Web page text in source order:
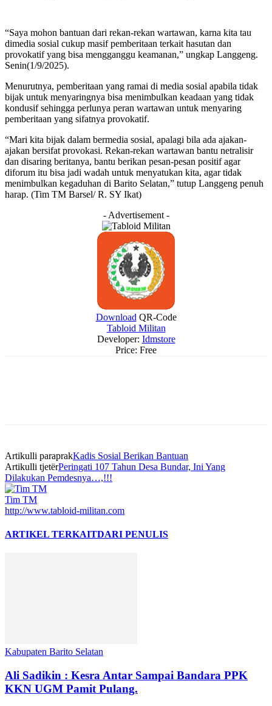
“Saya mohon bantuan dari rekan-rekan wartawan, karna kita tau
dimedia sosial cukup masif pemberitaan terkait hasutan dan
provokatif yang bisa mengganggu keamanan,” ungkap Langgeng.
Senin(1/9/2025).
Menurutnya, pemberitaan yang ramai di media sosial apabila tidak
bijak untuk menyaringnya bisa menimbulkan keadaan yang tidak
kondusif sehingga perlunya peran wartawan untuk menyaring
pemberitaan yang sifatnya provokatif.
“Mari kita bijak dalam bermedia sosial, apalagi bila ada ajakan-
ajakan bersifat provokasi. Rekan-rekan wartawan bantu netralisir
dan disaring beritanya, bantu berikan pesan-pesan positif agar
diforum itu bisa jadi wadah untuk menyatukan kita, agar tidak
menimbulkan kegaduhan di Barito Selatan,” tutup Langgeng penuh
harap. (Tim TM Barsel/ R. SY Ikat)
- Advertisement -
Download QR-Code
Tabloid Militan
Developer: Idmstore
Price: Free
Artikulli paraprakKadis Sosial Berikan Bantuan
Artikulli tjetërPeringati 107 Tahun Desa Bundar, Ini Yang
Dilakukan Pemdesnya…,!!!
Tim TM
http://www.tabloid-militan.com
ARTIKEL TERKAITDARI PENULIS
Kabupaten Barito Selatan
Ali Sadikin : Kesra Antar Sampai Bandara PPK
KKN UGM Pamit Pulang.